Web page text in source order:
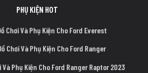
PHỤ KIỆN HOT
Chơi Và Phụ Kiện Cho Ford Everest
Chơi Và Phụ Kiện Cho Ford Ranger
Và Phụ Kiện Cho Ford Ranger Raptor 2023